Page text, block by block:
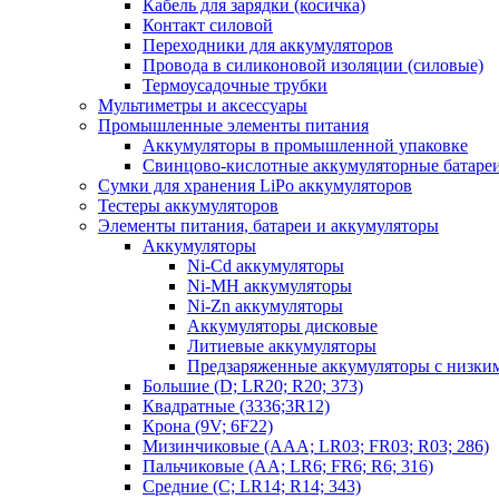
Кабель для зарядки (косичка)
Контакт силовой
Переходники для аккумуляторов
Провода в силиконовой изоляции (силовые)
Термоусадочные трубки
Мультиметры и аксессуары
Промышленные элементы питания
Аккумуляторы в промышленной упаковке
Свинцово-кислотные аккумуляторные
Сумки для хранения LiPo аккумуляторов
Тестеры аккумуляторов
Элементы питания, батареи и аккумуляторы
Аккумуляторы
Ni-Cd аккумуляторы
Ni-MH аккумуляторы
Ni-Zn аккумуляторы
Аккумуляторы дисковые
Литиевые аккумуляторы
Предзаряженные аккумуляторы с
Большие (D; LR20; R20; 373)
Квадратные (3336;3R12)
Крона (9V; 6F22)
Мизинчиковые (AAA; LR03; FR03; R03; 286)
Пальчиковые (AA; LR6; FR6; R6; 316)
Средние (C; LR14; R14; 343)